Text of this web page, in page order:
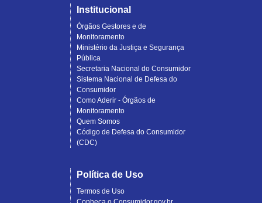
Institucional
Órgãos Gestores e de
Monitoramento
Ministério da Justiça e Segurança
Pública
Secretaria Nacional do Consumidor
Sistema Nacional de Defesa do
Consumidor
Como Aderir - Órgãos de
Monitoramento
Quem Somos
Código de Defesa do Consumidor
(CDC)
Política de Uso
Termos de Uso